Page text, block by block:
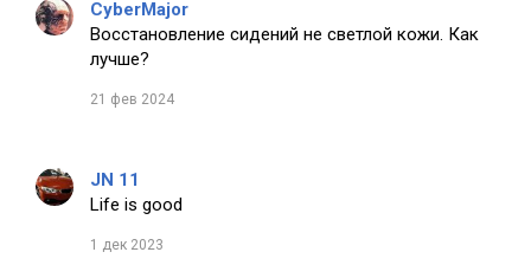
CyberMajor
Восстановление сидений не светлой кожи. Как
лучше?
21 фев 2024
JN 11
Life is good
1 дек 2023